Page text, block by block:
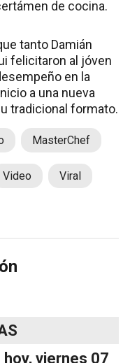
de cocina.
tanto Damián
felicitaron al jóven
en la
a una nueva
tradicional formato.
MasterChef
Video Viral
viernes 07